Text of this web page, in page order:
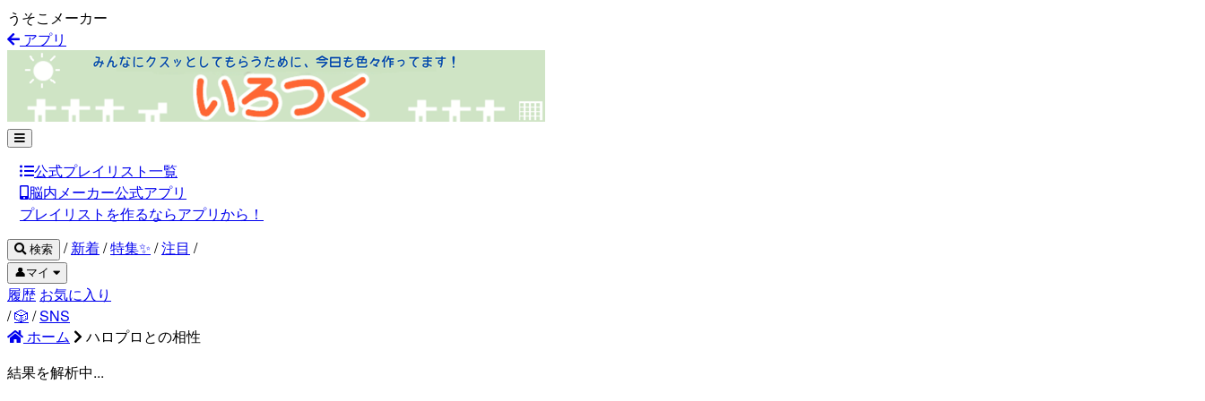
うそこメーカー
アプリ
公式プレイリスト一覧
脳内メーカー公式アプリ
プレイリストを作るならアプリから！
検索 / 新着/特集✨ /注目 /
👤マイ
履歴 お気に入り
/🎲 /SNS
ホーム
ハロプロとの相性
結果を解析中...